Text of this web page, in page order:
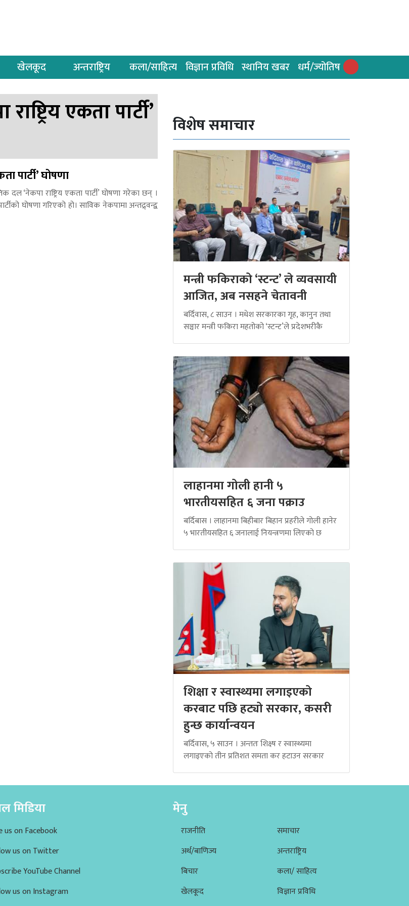
खेलकूद अन्तराष्ट्रिय कला/साहित्य विज्ञान प्रविधि स्थानिय खबर धर्म/ज्योतिष
एकता पार्टी’
पार्टी’ घोषणा
‘नेकपा राष्ट्रिय एकता पार्टी’ घोषणा गरेका छन् ।
घोषणा गरिएको हो। साविक नेकपामा अन्तद्र्वन्द्व
विशेष समाचार
मन्त्री फकिराको ‘स्टन्ट’ ले व्यवसायी
आजित, अब नसहने चेतावनी
बर्दिवास, ८ साउन । मधेश सरकारका गृह, कानुन तथा
सञ्चार मन्त्री फकिरा महतोको ‘स्टन्ट’ले प्रदेशभरीकै
लाहानमा गोली हानी ५
भारतीयसहित ६ जना पक्राउ
बर्दिबास । लाहानमा बिहीबार बिहान प्रहरीले गोली हानेर
५ भारतीयसहित ६ जनालाई नियन्त्रणमा लिएको छ
शिक्षा र स्वास्थ्यमा लगाइएको
करबाट पछि हट्यो सरकार, कसरी
हुन्छ कार्यान्वयन
बर्दिवास, ५ साउन । अन्ततः शिक्ष्ष र स्वास्थ्यमा
लगाइएको तीन प्रतिशत समता कर हटाउन सरकार
मिडिया
us on Facebook
us on Twitter
YouTube Channel
us on Instagram
मेनु
राजनीति
अर्थ/बाणिज्य
बिचार
खेलकूद
समाचार
अन्तराष्ट्रिय
कला/ साहित्य
विज्ञान प्रविधि